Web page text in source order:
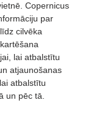
Copernicus
par
cilvēka
lai atbalstītu
atjaunošanas
atbalstītu
un pēc tā.